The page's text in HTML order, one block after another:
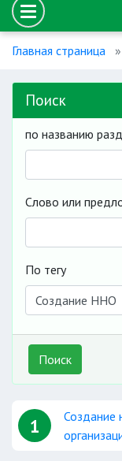
Главная страница
Поиск
по названию
Слово или
По тегу
Поиск
1
Создание